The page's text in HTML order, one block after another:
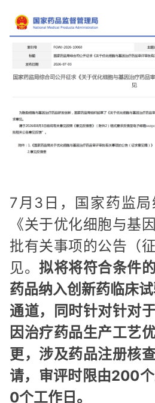
7月3日，国家药监
《关于优化细胞与基
批有关事项的公告（
见。 拟将将符合条件
药品纳入创新药临床
通道，同时针对针对
因治疗药品生产工艺
更，涉及药品注册核
请，审评时限由200
0个工作日。